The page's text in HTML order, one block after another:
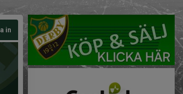
in